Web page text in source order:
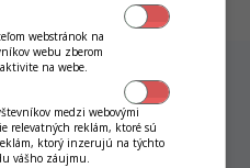
kontaktovať
webstránok na
webu zberom
na webe.
medzi webovými
relevatných reklám, ktoré sú
ktorý inzerujú na týchto
vášho záujmu.